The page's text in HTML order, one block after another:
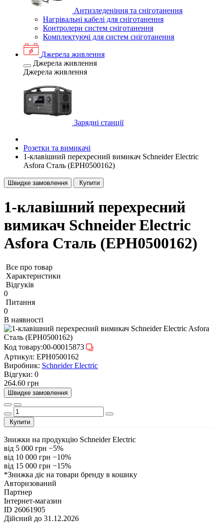
Антизледеніння та сніготанення
Нагрівальні кабелі для сніготанення
Контролери систем сніготанення
Комплектуючі для систем сніготанення
Джерела живлення
Джерела живлення
Джерела живлення
Зарядні станції
Розетки та вимикачі
1-клавішний перехресний вимикач Schneider Electric
Asfora Сталь (EPH0500162)
Швидке замовлення Купити
1-клавішний перехресний
вимикач Schneider Electric
Asfora Сталь (EPH0500162)
Все про товар
Характеристики
Відгуків
0
Питання
0
В наявності
Код товару:00-00015873
Артикул: EPH0500162
Виробник: Schneider Electric
Відгуки: 0
264.60 грн
Швидке замовлення
Купити
Знижки на продукцію Schneider Electric
від 5 000 грн −5%
від 10 000 грн −10%
від 15 000 грн −15%
*Знижка діє на товари бренду в кошику
Авторизований
Партнер
Інтернет-магазин
ID 26061905
Дійсний до 31.12.2026